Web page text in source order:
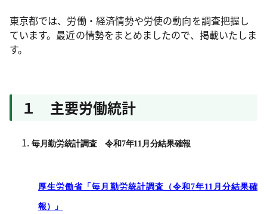
東京都では、労働・経済情勢や労使の動向を調査把握し
ています。最近の情勢をまとめましたので、掲載いたしま
す。
１ 主要労働統計
毎月勤労統計調査 令和7年11月分結果確報
厚生労働省「毎月勤労統計調査（令和7年11月分結果確
報）」